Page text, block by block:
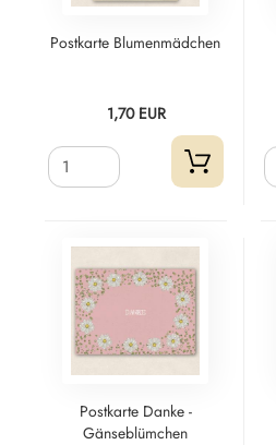
Postkarte Blumenmädchen
1,70 EUR
Postkarte Danke -
Gänseblümchen